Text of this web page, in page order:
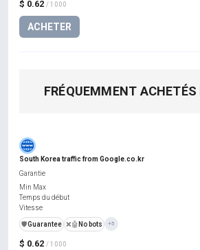
$ 0.62 / 1000
ACHETER
FRÉQUEMMENT
South Korea traffic from Google.co.kr
$ 0.62 / 1000
Garantie
Min Max
Temps du début
Vitesse
️🛡️Guarantee ❌🤖 No bots +5